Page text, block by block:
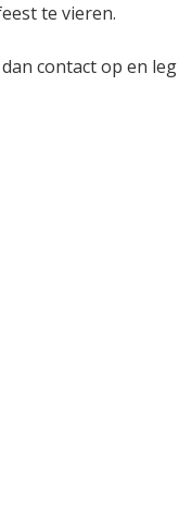
te vieren.
contact op en